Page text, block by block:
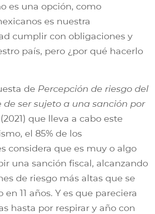
es una opción, como
es nuestra
cumplir con obligaciones y
país, pero ¿por qué hacerlo
de Percepción de riesgo del
ser sujeto a una sanción por
que lleva a cabo este
el 85% de los
considera que es muy o algo
una sanción fiscal, alcanzando
de riesgo más altas que se
11 años. Y es que pareciera
hasta por respirar y año con